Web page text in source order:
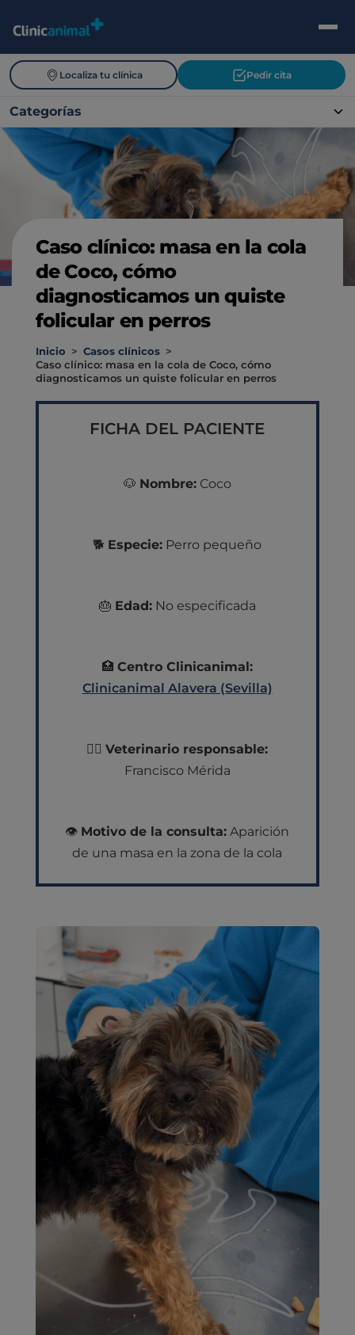
Localiza tu clínica Pedir cita
Categorías
Caso clínico: masa en la cola
de Coco, cómo
diagnosticamos un quiste
folicular en perros
Inicio > Casos clínicos >
Caso clínico: masa en la cola de Coco, cómo
diagnosticamos un quiste folicular en perros
FICHA DEL PACIENTE
🐶 Nombre:Coco
🐕 Especie: Perro pequeño
🎂 Edad:No especificada
🏥Centro Clinicanimal:
Clinicanimal Alavera (Sevilla)
👨‍⚕️Veterinario responsable:
Francisco Mérida
👁️ Motivo de la consulta: Aparición
de una masa en la zona de la cola